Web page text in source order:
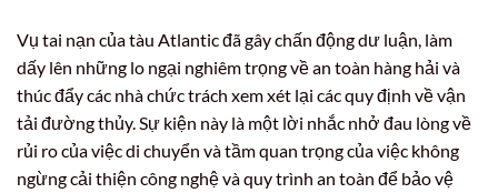
Vụ tai nạn của tàu Atlantic đã gây chấn động dư luận, làm
dấy lên những lo ngại nghiêm trọng về an toàn hàng hải và
thúc đẩy các nhà chức trách xem xét lại các quy định về vận
tải đường thủy. Sự kiện này là một lời nhắc nhở đau lòng về
rủi ro của việc di chuyển và tầm quan trọng của việc không
ngừng cải thiện công nghệ và quy trình an toàn để bảo vệ